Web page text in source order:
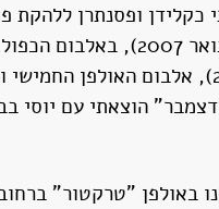
הצטרפתי כקלידן
החזקנו באולפן "טרקטור"